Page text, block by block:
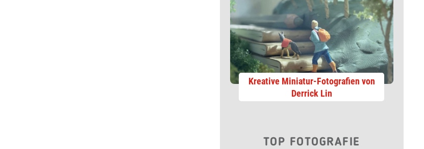
Kreative Miniatur-Fotografien von
Derrick Lin
TOP FOTOGRAFIE